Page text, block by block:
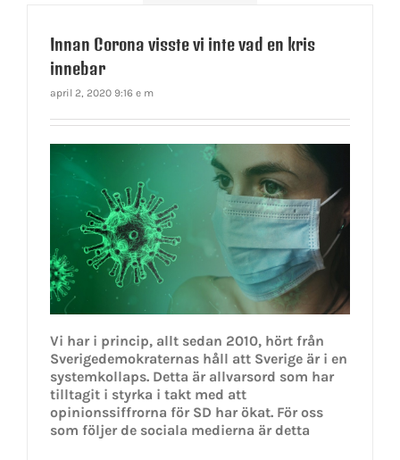
Innan Corona visste vi inte vad en kris
innebar
april 2, 2020 9:16 e m
Vi har i princip, allt sedan 2010, hört från
Sverigedemokraternas håll att Sverige är i en
systemkollaps. Detta är allvarsord som har
tilltagit i styrka i takt med att
opinionssiffrorna för SD har ökat. För oss
som följer de sociala medierna är detta